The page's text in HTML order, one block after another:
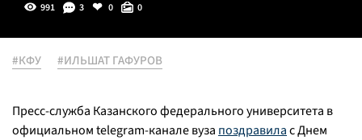
991 3 0 0
#КФУ #ИЛЬШАТ ГАФУРОВ
Пресс-служба Казанского федерального университета в
официальном telegram-канале вуза поздравилас Днем